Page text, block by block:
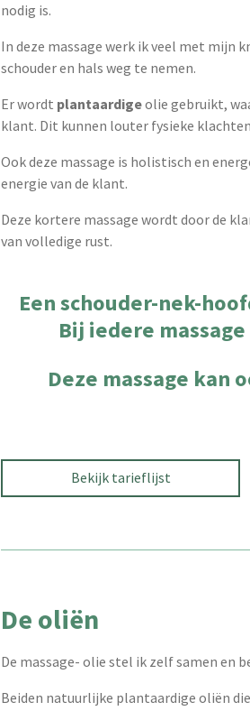
nodig is.
In deze massage werk ik veel met mijn
schouder en hals weg te nemen.
Er wordt plantaardigeolie gebruikt,
klant. Dit kunnen louter fysieke
Ook deze massage is holistisch en
energie van de klant.
Deze kortere massage wordt door de
van volledige rust.
Een schouder-nek-
Bij iedere
Deze massage kan
Bekijk tarieflijst
De oliën
De massage- olie stel ik zelf samen en
Beiden natuurlijke plantaardige oliën